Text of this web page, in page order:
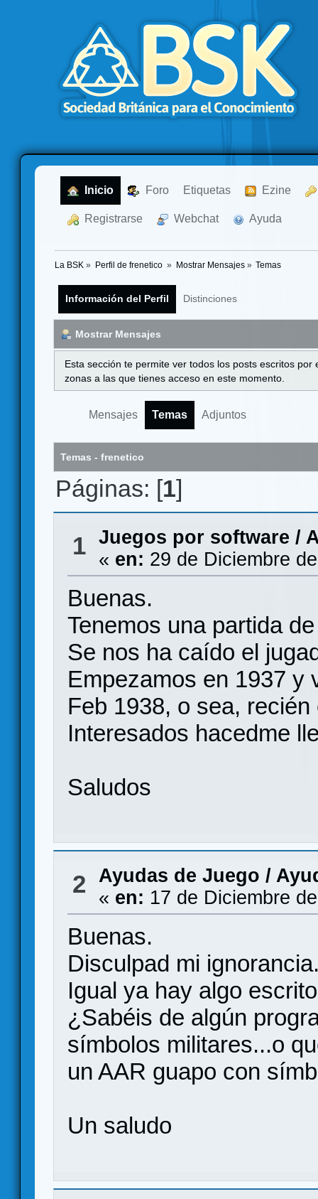
Inicio Foro Etiquetas Ezine
Registrarse Webchat Ayuda
La BSK » Perfil de frenetico » Mostrar Mensajes» Temas
Información del Perfil Distinciones
Mostrar Mensajes
Esta sección te permite ver todos los posts escritos
zonas a las que tienes acceso en este momento.
Mensajes Temas Adjuntos
Temas - frenetico
Páginas: [1]
1 Juegos por software /
« en: 29 de Diciembre
Buenas.
Tenemos una partida
Se nos ha caído el
Empezamos en 1937 y
Feb 1938, o sea,
Interesados hacedme
Saludos
2 Ayudas de Juego /
« en: 17 de Diciembre
Buenas.
Disculpad mi
Igual ya hay algo
¿Sabéis de algún
símbolos militares...o
un AAR guapo con
Un saludo